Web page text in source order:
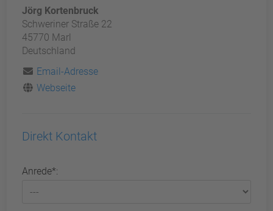
Jörg Kortenbruck
Schweriner Straße 22
45770 Marl
Deutschland
Email-Adresse
Webseite
Direkt Kontakt
Anrede*: